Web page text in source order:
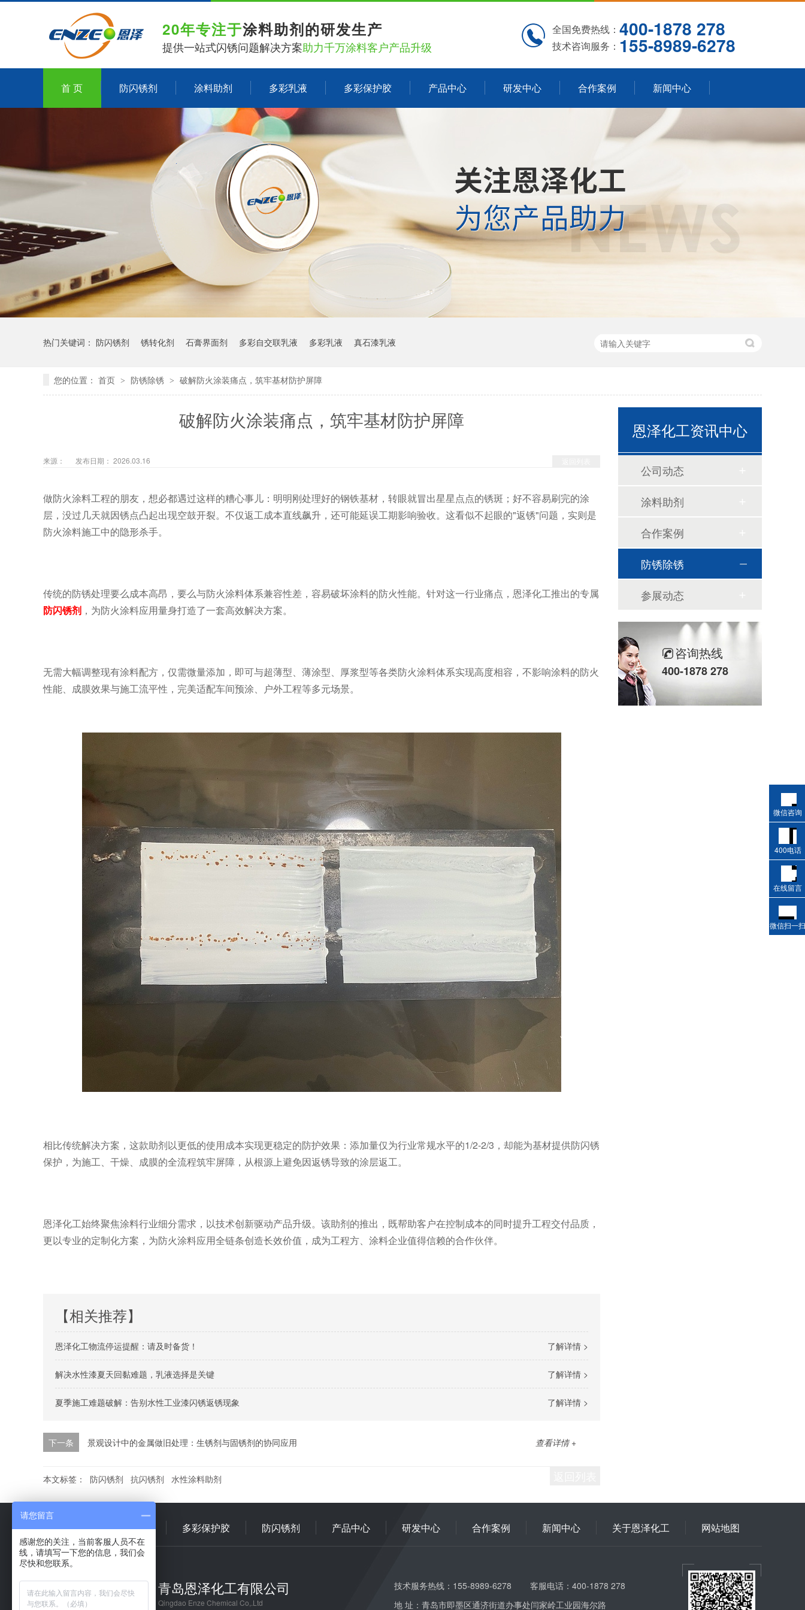
20年专注于涂料助剂的研发生产
提供一站式闪锈问题解决方案助力千万涂料客户产品升级
全国免费热线： 400-1878 278
技术咨询服务： 155-8989-6278
首 页 防闪锈剂 涂料助剂 多彩乳液 多彩保护胶 产品中心 研发中心 合作案例 新闻中心
热门关键词： 防闪锈剂 锈转化剂 石膏界面剂 多彩自交联乳液 多彩乳液 真石漆乳液
您的位置： 首页 > 防锈除锈 > 破解防火涂装痛点，筑牢基材防护屏障
破解防火涂装痛点，筑牢基材防护屏障
来源： 发布日期： 2026.03.16
做防火涂料工程的朋友，想必都遇过这样的糟心事儿：明明刚处理好的钢铁基材，转眼就冒出星星点点的锈斑；好不容易刷完的涂
层，没过几天就因锈点凸起出现空鼓开裂。不仅返工成本直线飙升，还可能延误工期影响验收。这看似不起眼的"返锈"问题，实则是
防火涂料施工中的隐形杀手。
传统的防锈处理要么成本高昂，要么与防火涂料体系兼容性差，容易破坏涂料的防火性能。针对这一行业痛点，恩泽化工推出的专属
防闪锈剂 ，为防火涂料应用量身打造了一套高效解决方案。
无需大幅调整现有涂料配方，仅需微量添加，即可与超薄型、薄涂型、厚浆型等各类防火涂料体系实现高度相容，不影响涂料的防火
性能、成膜效果与施工流平性，完美适配车间预涂、户外工程等多元场景。
相比传统解决方案，这款助剂以更低的使用成本实现更稳定的防护效果：添加量仅为行业常规水平的1/2-2/3 ，却能为基材提供防闪锈
保护，为施工、干燥、成膜的全流程筑牢屏障，从根源上避免因返锈导致的涂层返工。
恩泽化工始终聚焦涂料行业细分需求，以技术创新驱动产品升级。该助剂的推出，既帮助客户在控制成本的同时提升工程交付品质，
更以专业的定制化方案，为防火涂料应用全链条创造长效价值，成为工程方、涂料企业值得信赖的合作伙伴。
【相关推荐】
了解详情 >
恩泽化工物流停运提醒：请及时备货！
了解详情 >
解决水性漆夏天回黏难题，乳液选择是关键
了解详情 >
夏季施工难题破解：告别水性工业漆闪锈返锈现象
查看详情 +
下一条 景观设计中的金属做旧处理：生锈剂与固锈剂的协同应用
本文标签： 防闪锈剂 抗闪锈剂 水性涂料助剂
恩泽化工资讯中心
公司动态
涂料助剂
合作案例
防锈除锈
参展动态
咨询热线
400-1878 278
首 页 多彩乳液 多彩保护胶 防闪锈剂 产品中心 研发中心 合作案例 新闻中心 关于恩泽化工 网站地图
青岛恩泽化工有限公司
Qingdao Enze Chemical Co,.Ltd
技术服务热线：155-8989-6278
客服电话：400-1878 278
地 址：青岛市即墨区通济街道办事处闫家岭工业园海尔路
微信咨询
400电话
在线留言
微信扫一扫
请您留言
感谢您的关注，当前客服人员不在
线，请填写一下您的信息，我们会
尽快和您联系。